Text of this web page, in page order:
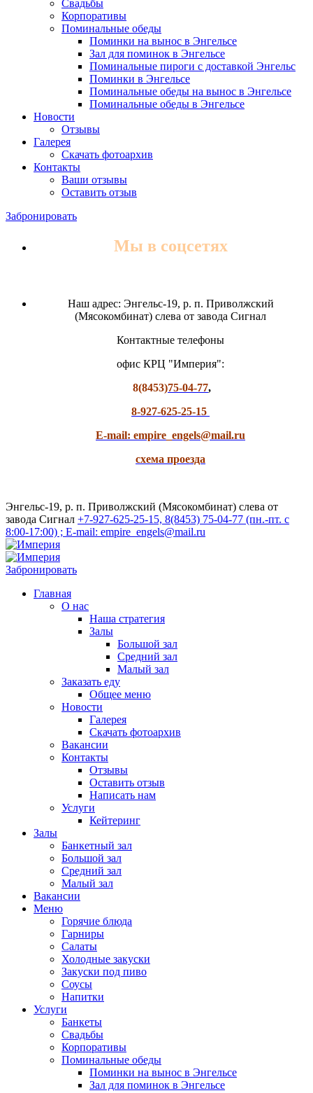
Свадьбы
Корпоративы
Поминальные обеды
Поминки на вынос в Энгельсе
Зал для поминок в Энгельсе
Поминальные пироги с доставкой Энгельс
Поминки в Энгельсе
Поминальные обеды на вынос в Энгельсе
Поминальные обеды в Энгельсе
Новости
Отзывы
Галерея
Скачать фотоархив
Контакты
Ваши отзывы
Оставить отзыв
Забронировать
Мы в соцсетях
Наш адрес: Энгельс-19, р. п. Приволжский
(Мясокомбинат) слева от завода Сигнал
Контактные телефоны
офис КРЦ "Империя":
8(8453)75-04-77,
8-927-625-25-15
E-mail: empire_engels@mail.ru
схема проезда
Энгельс-19, р. п. Приволжский (Мясокомбинат) слева от
завода Сигнал +7-927-625-25-15, 8(8453) 75-04-77 (пн.-пт. с
8:00-17:00) ; E-mail: empire_engels@mail.ru
Забронировать
Главная
О нас
Наша стратегия
Залы
Большой зал
Средний зал
Малый зал
Заказать еду
Общее меню
Новости
Галерея
Скачать фотоархив
Вакансии
Контакты
Отзывы
Оставить отзыв
Написать нам
Услуги
Кейтеринг
Залы
Банкетный зал
Большой зал
Средний зал
Малый зал
Вакансии
Меню
Горячие блюда
Гарниры
Салаты
Холодные закуски
Закуски под пиво
Соусы
Напитки
Услуги
Банкеты
Свадьбы
Корпоративы
Поминальные обеды
Поминки на вынос в Энгельсе
Зал для поминок в Энгельсе